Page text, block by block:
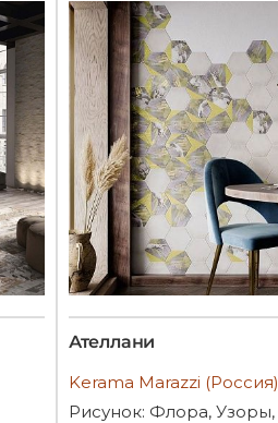
Ателлани
Kerama Marazzi (Россия)
Рисунок: Флора, Узоры,